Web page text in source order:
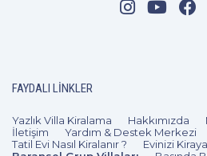
FAYDALI LINKLER
Yazlık Villa Kiralama Hakkımızda
İletişim
Yardım & Destek Merkezi
Tatil Evi Nasıl Kiralanır ?
Evinizi